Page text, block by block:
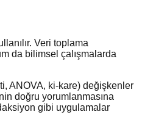
Veri toplama
da bilimsel çalışmalarda
ANOVA, ki-kare) değişkenler
doğru yorumlanmasına
gibi uygulamalar